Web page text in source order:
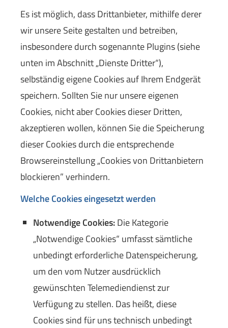
Es ist möglich, dass Drittanbieter, mithilfe derer
wir unsere Seite gestalten und betreiben,
insbesondere durch sogenannte Plugins (siehe
unten im Abschnitt „Dienste Dritter“),
selbständig eigene Cookies auf Ihrem Endgerät
speichern. Sollten Sie nur unsere eigenen
Cookies, nicht aber Cookies dieser Dritten,
akzeptieren wollen, können Sie die Speicherung
dieser Cookies durch die entsprechende
Browsereinstellung „Cookies von Drittanbietern
blockieren” verhindern.
Welche Cookies eingesetzt werden
Notwendige Cookies:Die Kategorie
„Notwendige Cookies“ umfasst sämtliche
unbedingt erforderliche Datenspeicherung,
um den vom Nutzer ausdrücklich
gewünschten Telemediendienst zur
Verfügung zu stellen. Das heißt, diese
Cookies sind für uns technisch unbedingt